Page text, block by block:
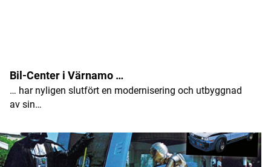
E-postadress
Bil-Center i Värnamo …
… har nyligen slutfört en modernisering och utbyggnad
av sin…